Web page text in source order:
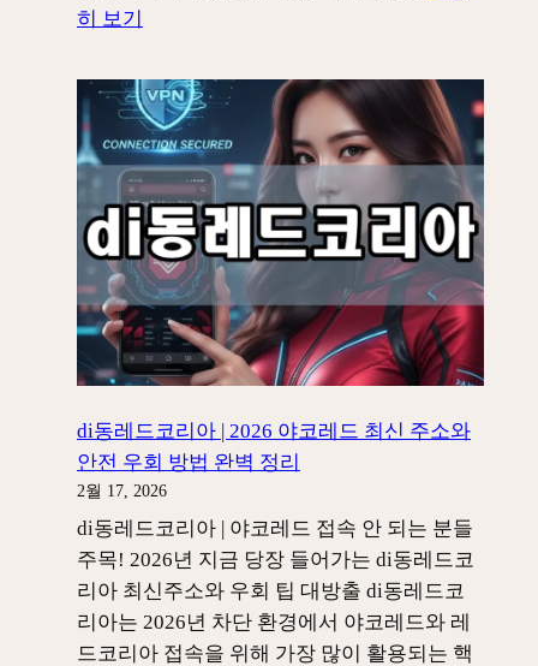
히 보기
드
코
리
아
바
로
가
기
|
2026
차
단
뚫
는
가
장
빠
르
고
di동레드코리아 | 2026 야코레드 최신 주소와
안전 우회 방법 완벽 정리
2월 17, 2026
di동레드코리아 | 야코레드 접속 안 되는 분들
주목! 2026년 지금 당장 들어가는 di동레드코
리아 최신주소와 우회 팁 대방출 di동레드코
리아는 2026년 차단 환경에서 야코레드와 레
드코리아 접속을 위해 가장 많이 활용되는 핵